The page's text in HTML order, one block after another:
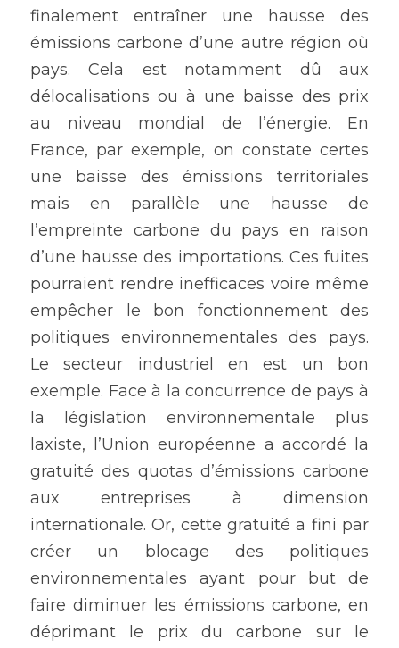
finalement entraîner une hausse des
émissions carbone d’une autre région où
pays. Cela est notamment dû aux
délocalisations ou à une baisse des prix
au niveau mondial de l’énergie. En
France, par exemple, on constate certes
une baisse des émissions territoriales
mais en parallèle une hausse de
l’empreinte carbone du pays en raison
d’une hausse des importations. Ces fuites
pourraient rendre inefficaces voire même
empêcher le bon fonctionnement des
politiques environnementales des pays.
Le secteur industriel en est un bon
exemple. Face à la concurrence de pays à
la législation environnementale plus
laxiste, l’Union européenne a accordé la
gratuité des quotas d’émissions carbone
aux entreprises à dimension
internationale. Or, cette gratuité a fini par
créer un blocage des politiques
environnementales ayant pour but de
faire diminuer les émissions carbone, en
déprimant le prix du carbone sur le